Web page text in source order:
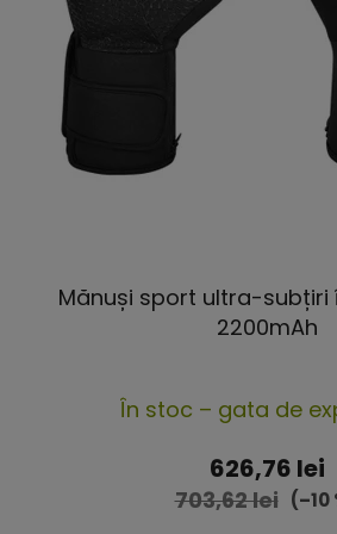
Mănuși sport ultra-subțiri
2200mAh
medie
a
În stoc – gata de
626,76 lei
703,62 lei (–10